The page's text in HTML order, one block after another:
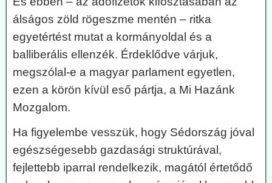
álságos zöld rögeszme mentén – ritka
egyetértést mutat a kormányoldal és a
balliberális ellenzék. Érdeklődve várjuk,
megszólal-e a magyar parlament egyetlen,
ezen a körön kívül eső pártja, a Mi Hazánk
Mozgalom.
Ha figyelembe vesszük, hogy Sédország jóval
egészségesebb gazdasági struktúrával,
fejlettebb iparral rendelkezik, magától értetődő